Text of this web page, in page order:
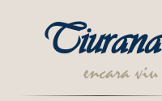
Tiurana
encara viu